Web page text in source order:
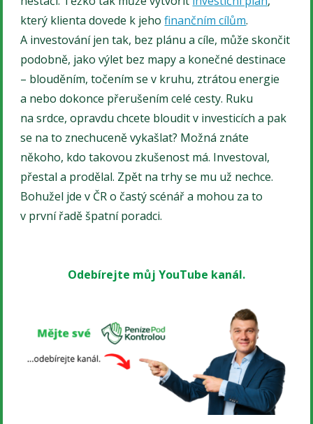
který klienta dovede k jehofinančním cílům.
A investování jen tak, bez plánu a cíle, může skončit
podobně, jako výlet bez mapy a konečné destinace
– blouděním, točením se v kruhu, ztrátou energie
a nebo dokonce přerušením celé cesty. Ruku
na srdce, opravdu chcete bloudit v investicích a pak
se na to znechuceně vykašlat? Možná znáte
někoho, kdo takovou zkušenost má. Investoval,
přestal a prodělal. Zpět na trhy se mu už nechce.
Bohužel jde v ČR o častý scénář a mohou za to
v první řadě špatní poradci.
Odebírejte můj YouTube kanál.